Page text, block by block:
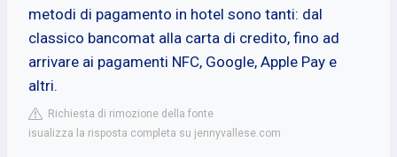
metodi di pagamento in hotel sono tanti: dal
classico bancomat alla carta di credito, fino ad
arrivare ai pagamenti NFC, Google, Apple Pay e
altri.
Richiesta di rimozione della fonte
isualizza la risposta completa su jennyvallese.com